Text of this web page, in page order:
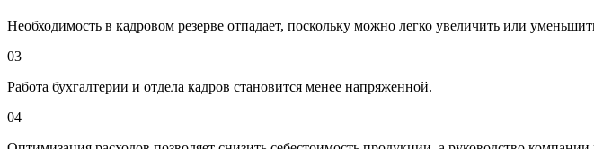
Необходимость в кадровом резерве отпадает, поскольку можно легко увеличить или
03
Работа бухгалтерии и отдела кадров становится менее напряженной.
04